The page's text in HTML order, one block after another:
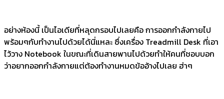
อย่างห้องนี้ เป็นไอเดียที่หลุดกรอบไปเลยคือ การออกกำลังกายไป
พร้อมๆกับทำงานไปด้วยได้นี่แหละ ซึ่งเครื่อง Treadmill Desk ที่เอา
ไว้วาง Notebook ในขณะที่เดินสายพานไปด้วยทำให้คนที่ชอบบอก
ว่าอยากออกกำลังกายแต่ต้องทำงานหมดข้ออ้างไปเลย ฮ่าๆ